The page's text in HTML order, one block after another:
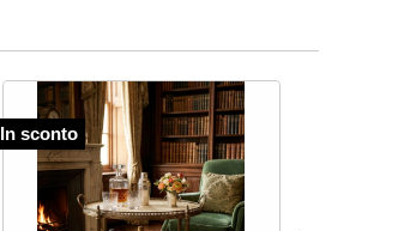
In sconto